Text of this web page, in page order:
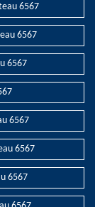
6567
6567
6567
6567
6567
6567